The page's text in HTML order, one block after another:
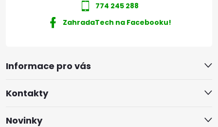
Informace pro vás
Kontakty
Novinky
774 245 288
ZahradaTech na Facebooku!